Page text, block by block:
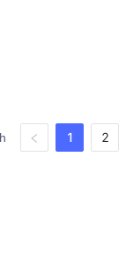
1 2